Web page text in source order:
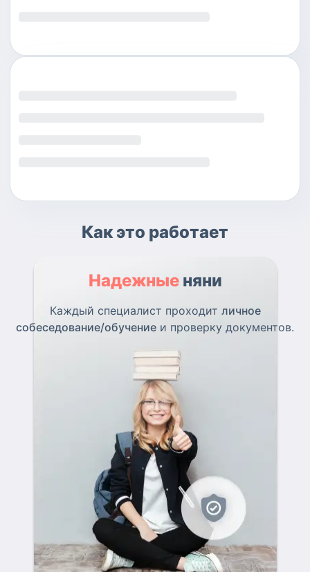
Как это работает
Надежные няни
Каждый специалист проходит личное
собеседование/обучение и проверку документов.